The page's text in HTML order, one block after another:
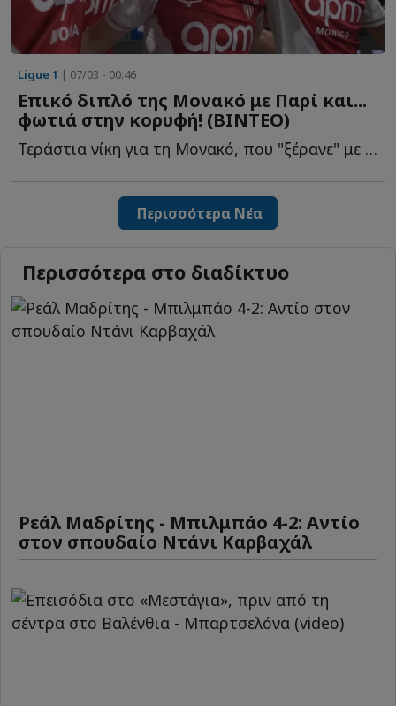
Ligue 1 | 07/03 - 00:46
Επικό διπλό της Μονακό με Παρί και...
φωτιά στην κορυφή! (ΒΙΝΤΕΟ)
Τεράστια νίκη για τη Μονακό, που "ξέρανε" με 3-1 την Πρωταθλήτρια Ε...
Περισσότερα Νέα
Περισσότερα στο διαδίκτυο
Ρεάλ Μαδρίτης - Μπιλμπάο 4-2: Αντίο
στον σπουδαίο Ντάνι Καρβαχάλ